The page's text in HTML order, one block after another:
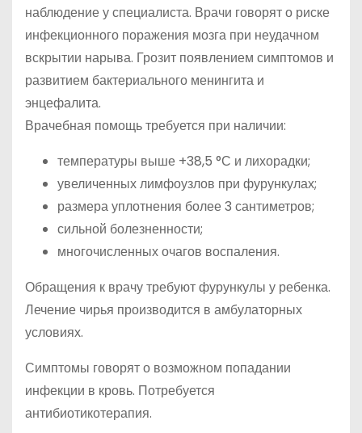
наблюдение у специалиста. Врачи говорят о риске
инфекционного поражения мозга при неудачном
вскрытии нарыва. Грозит появлением симптомов и
развитием бактериального менингита и
энцефалита.
Врачебная помощь требуется при наличии:
температуры выше +38,5 °С и лихорадки;
увеличенных лимфоузлов при фурункулах;
размера уплотнения более 3 сантиметров;
сильной болезненности;
многочисленных очагов воспаления.
Обращения к врачу требуют фурункулы у ребенка.
Лечение чирья производится в амбулаторных
условиях.
Симптомы говорят о возможном попадании
инфекции в кровь. Потребуется
антибиотикотерапия.